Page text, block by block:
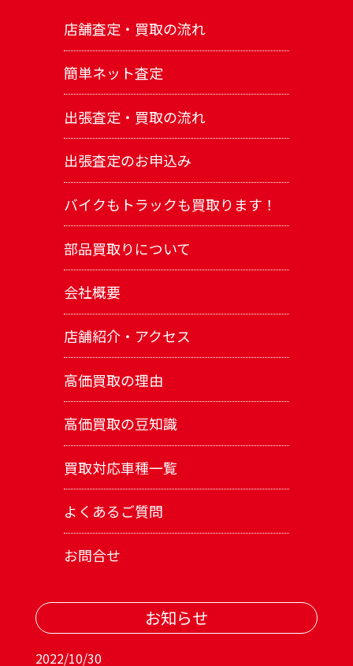
店舗査定・買取の流れ
簡単ネット査定
出張査定・買取の流れ
出張査定のお申込み
バイクもトラックも買取ります！
部品買取りについて
会社概要
店舗紹介・アクセス
高価買取の理由
高価買取の豆知識
買取対応車種一覧
よくあるご質問
お問合せ
お知らせ
2022/10/30